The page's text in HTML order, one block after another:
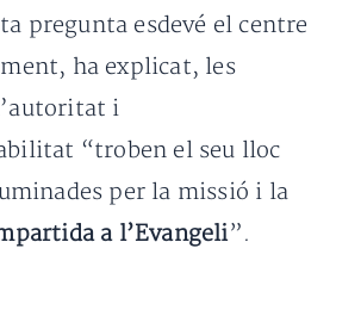
pregunta esdevé el centre
ha explicat, les
i
“troben el seu lloc
per la missió i la
a l’Evangeli”.